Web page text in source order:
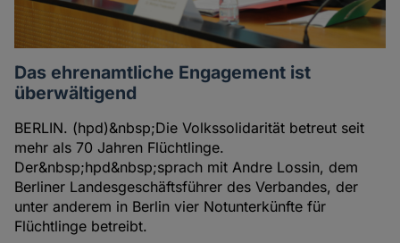
Das ehrenamtliche Engagement ist
überwältigend
BERLIN. (hpd)&nbsp;Die Volkssolidarität betreut seit
mehr als 70 Jahren Flüchtlinge.
Der&nbsp;hpd&nbsp;sprach mit Andre Lossin, dem
Berliner Landesgeschäftsführer des Verbandes, der
unter anderem in Berlin vier Notunterkünfte für
Flüchtlinge betreibt.